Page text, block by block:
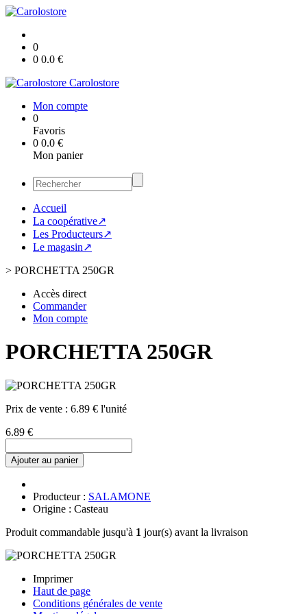
0
0 0.0 €
Carolostore
Mon compte
0
Favoris
0 0.0 €
Mon panier
Accueil
La coopérative↗
Les Producteurs↗
Le magasin↗
> PORCHETTA 250GR
Accès direct
Commander
Mon compte
PORCHETTA 250GR
Prix de vente : 6.89 € l'unité
6.89 €
Ajouter au panier
Producteur : SALAMONE
Origine : Casteau
Produit commandable jusqu'à 1 jour(s) avant la livraison
Imprimer
Haut de page
Conditions générales de vente